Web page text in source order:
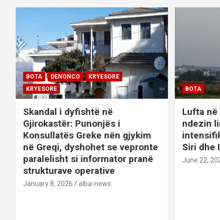
BOTA DENONCO
KRYESORE
KRYESORE
Skandal i dyfishtë në
Gjirokastër: Punonjës i
Konsullatës Greke nën gjykim
në Greqi, dyshohet se vepronte
paralelisht si informator pranë
strukturave operative
January 8, 2026 alba-news
BOTA
Lufta
ndezin
Siri dhe
June 22,